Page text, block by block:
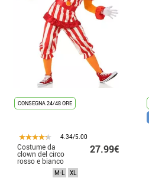
CONSEGNA 24/48 ORE
4.34/5.00
Costume da
clown del circo
rosso e bianco
27.99€
M-L XL